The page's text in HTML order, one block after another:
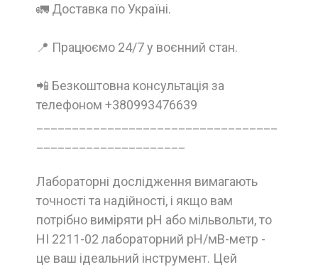
🚛 Доставка по Україні.
📍 Працюємо 24/7 у воєнний стан.
📲 Безкоштовна консультація за
телефоном +380993476639
Лабораторні дослідження вимагають
точності та надійності, і якщо вам
потрібно виміряти рН або мільвольти, то
HI 2211-02 лабораторний рН/мВ-метр -
це ваш ідеальний інструмент. Цей